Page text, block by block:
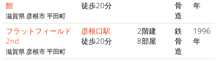
館
滋賀県 彦根市 平田町
徒歩20分
骨
造
年
フラットフィールド
2nd
滋賀県 彦根市 平田町
彦根口駅
徒歩20分
2階建
8部屋
鉄
骨
造
1996
年